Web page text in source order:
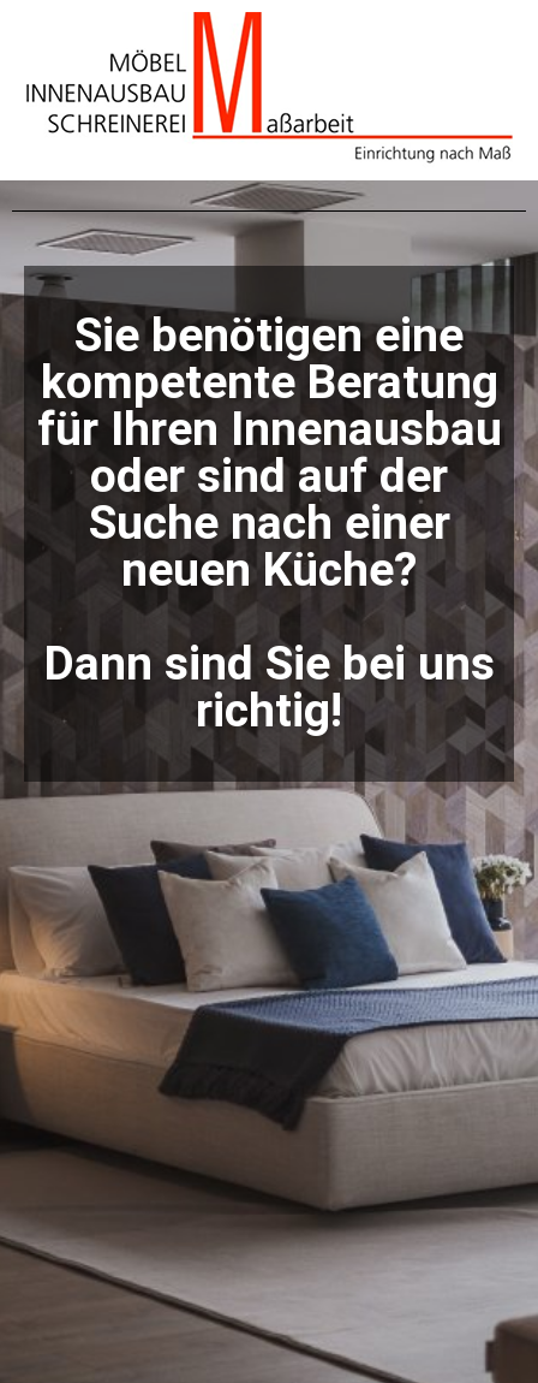
Sie benötigen eine
kompetente Beratung
für Ihren Innenausbau
oder sind auf der
Suche nach einer
neuen Küche?
Dann sind Sie bei uns
richtig!